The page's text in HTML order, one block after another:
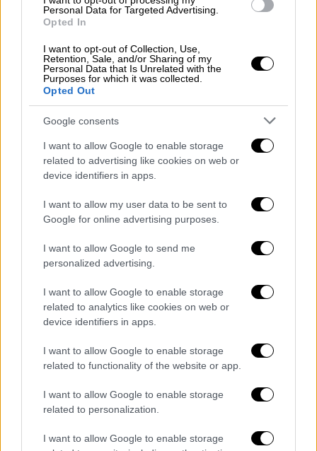
Personal Data for Targeted Advertising.
Opted In
I want to opt-out of Collection, Use,
Retention, Sale, and/or Sharing of my
Personal Data that Is Unrelated with the
Purposes for which it was collected.
Opted Out
Google consents
I want to allow Google to enable storage
related to advertising like cookies on web or
device identifiers in apps.
I want to allow my user data to be sent to
Google for online advertising purposes.
I want to allow Google to send me
personalized advertising.
I want to allow Google to enable storage
related to analytics like cookies on web or
device identifiers in apps.
I want to allow Google to enable storage
related to functionality of the website or app.
I want to allow Google to enable storage
related to personalization.
I want to allow Google to enable storage
«τροφοδοτεί την ένταση κι όχι η Τουρκία, η
οποία δεν το έχει ανάγκη», όπως είπε.
Εμείς δεν είμαστε αναιδείς και ψεύτες σαν
την Ελλάδα», σημείωσε.
Κατηγόρησε και πάλι την
Κύπρο
για μαξιμαλιστικές αξιώσεις κι έφερε
ως παράδειγμα ξανά το
Ανέφερε ότι δεν ευσταθούν νομικά οι
αξιώσεις της Ελλάδα για ένα νησί 580 χλμ.,
επικαλούμενος μάλιστα τη
νομολογία.
«η Ελλάδα μεταφέρει το διμερές θέμα με την
Τουρκία στην ΕΕ».
Ανατολική Μεσόγειος
«Υπάρχουν 2 βασικά θέματα εκεί», είπε ο
Τσαβούσογλου. Τα δικαιώματα της Τουρκίας
εκεί αλλά και των Τουρκοκύπριων.
Κατηγόρησε τον πρόεδρο της Κυπριακής
Δημοκρατίας για ανειλικρινή στάση, ενώ
συμφωνίες ΑΟΖ της Κύπρου με Αίγυπτο,